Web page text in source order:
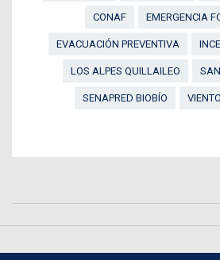
CONAF EMERGENCIA
EVACUACIÓN PREVENTIVA
LOS ALPES QUILLAILEO
SENAPRED BIOBÍO